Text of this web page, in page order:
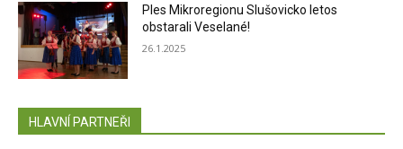
Ples Mikroregionu Slušovicko letos
obstarali Veselané!
26.1.2025
HLAVNÍ PARTNEŘI